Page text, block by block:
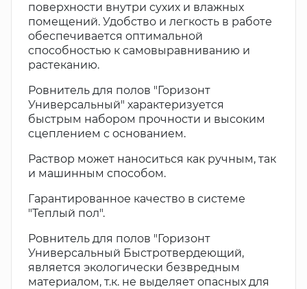
поверхности внутри сухих и влажных
помещений. Удобство и легкость в работе
обеспечивается оптимальной
способностью к самовыравниванию и
растеканию.
Ровнитель для полов "Горизонт
Универсальный" характеризуется
быстрым набором прочности и высоким
сцеплением с основанием.
Раствор может наноситься как ручным, так
и машинным способом.
Гарантированное качество в системе
"Теплый пол".
Ровнитель для полов "Горизонт
Универсальный Быстротвердеющий,
является экологически безвредным
материалом, т.к. не выделяет опасных для